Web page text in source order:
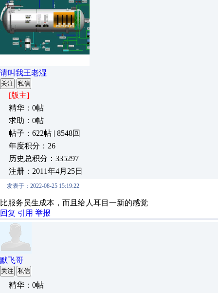
请叫我王老湿
关注 私信
[版主]
精华：0帖
求助：0帖
帖子：622帖 | 8548回
年度积分：26
历史总积分：335297
注册：2011年4月25日
发表于：2022-08-25 15:19:22
比服务员生成本，而且给人耳目一新的感觉
回复 引用 举报
默飞哥
关注 私信
精华：0帖